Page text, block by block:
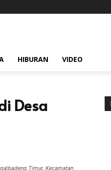
HIBURAN VIDEO
Desa
Timur, Kecamatan